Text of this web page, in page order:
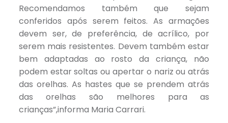
Recomendamos também que sejam
conferidos após serem feitos. As armações
devem ser, de preferência, de acrílico, por
serem mais resistentes. Devem também estar
bem adaptadas ao rosto da criança, não
podem estar soltas ou apertar o nariz ou atrás
das orelhas. As hastes que se prendem atrás
das orelhas são melhores para as
crianças”,informa Maria Carrari.